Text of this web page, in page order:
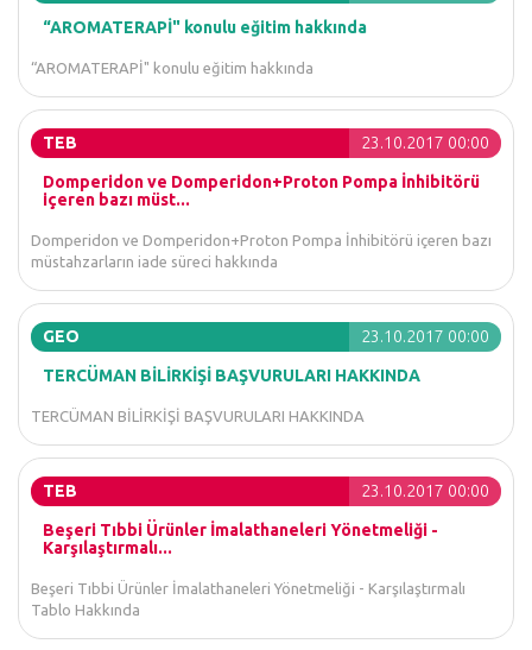
“AROMATERAPİ" konulu eğitim hakkında
“AROMATERAPİ" konulu eğitim hakkında
TEB 23.10.2017 00:00
Domperidon ve Domperidon+Proton Pompa İnhibitörü
içeren bazı müst...
Domperidon ve Domperidon+Proton Pompa İnhibitörü içeren bazı
müstahzarların iade süreci hakkında
GEO 23.10.2017 00:00
TERCÜMAN BİLİRKİŞİ BAŞVURULARI HAKKINDA
TERCÜMAN BİLİRKİŞİ BAŞVURULARI HAKKINDA
TEB 23.10.2017 00:00
Beşeri Tıbbi Ürünler İmalathaneleri Yönetmeliği -
Karşılaştırmalı...
Beşeri Tıbbi Ürünler İmalathaneleri Yönetmeliği - Karşılaştırmalı
Tablo Hakkında